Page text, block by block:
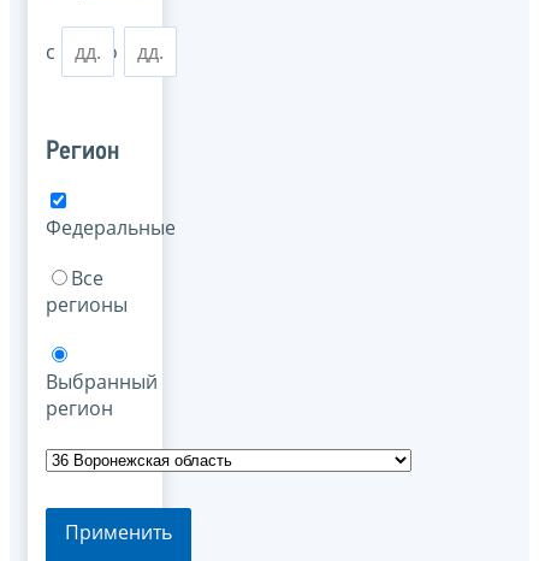
с по
Регион
Федеральные
Все
регионы
Выбранный
регион
Применить